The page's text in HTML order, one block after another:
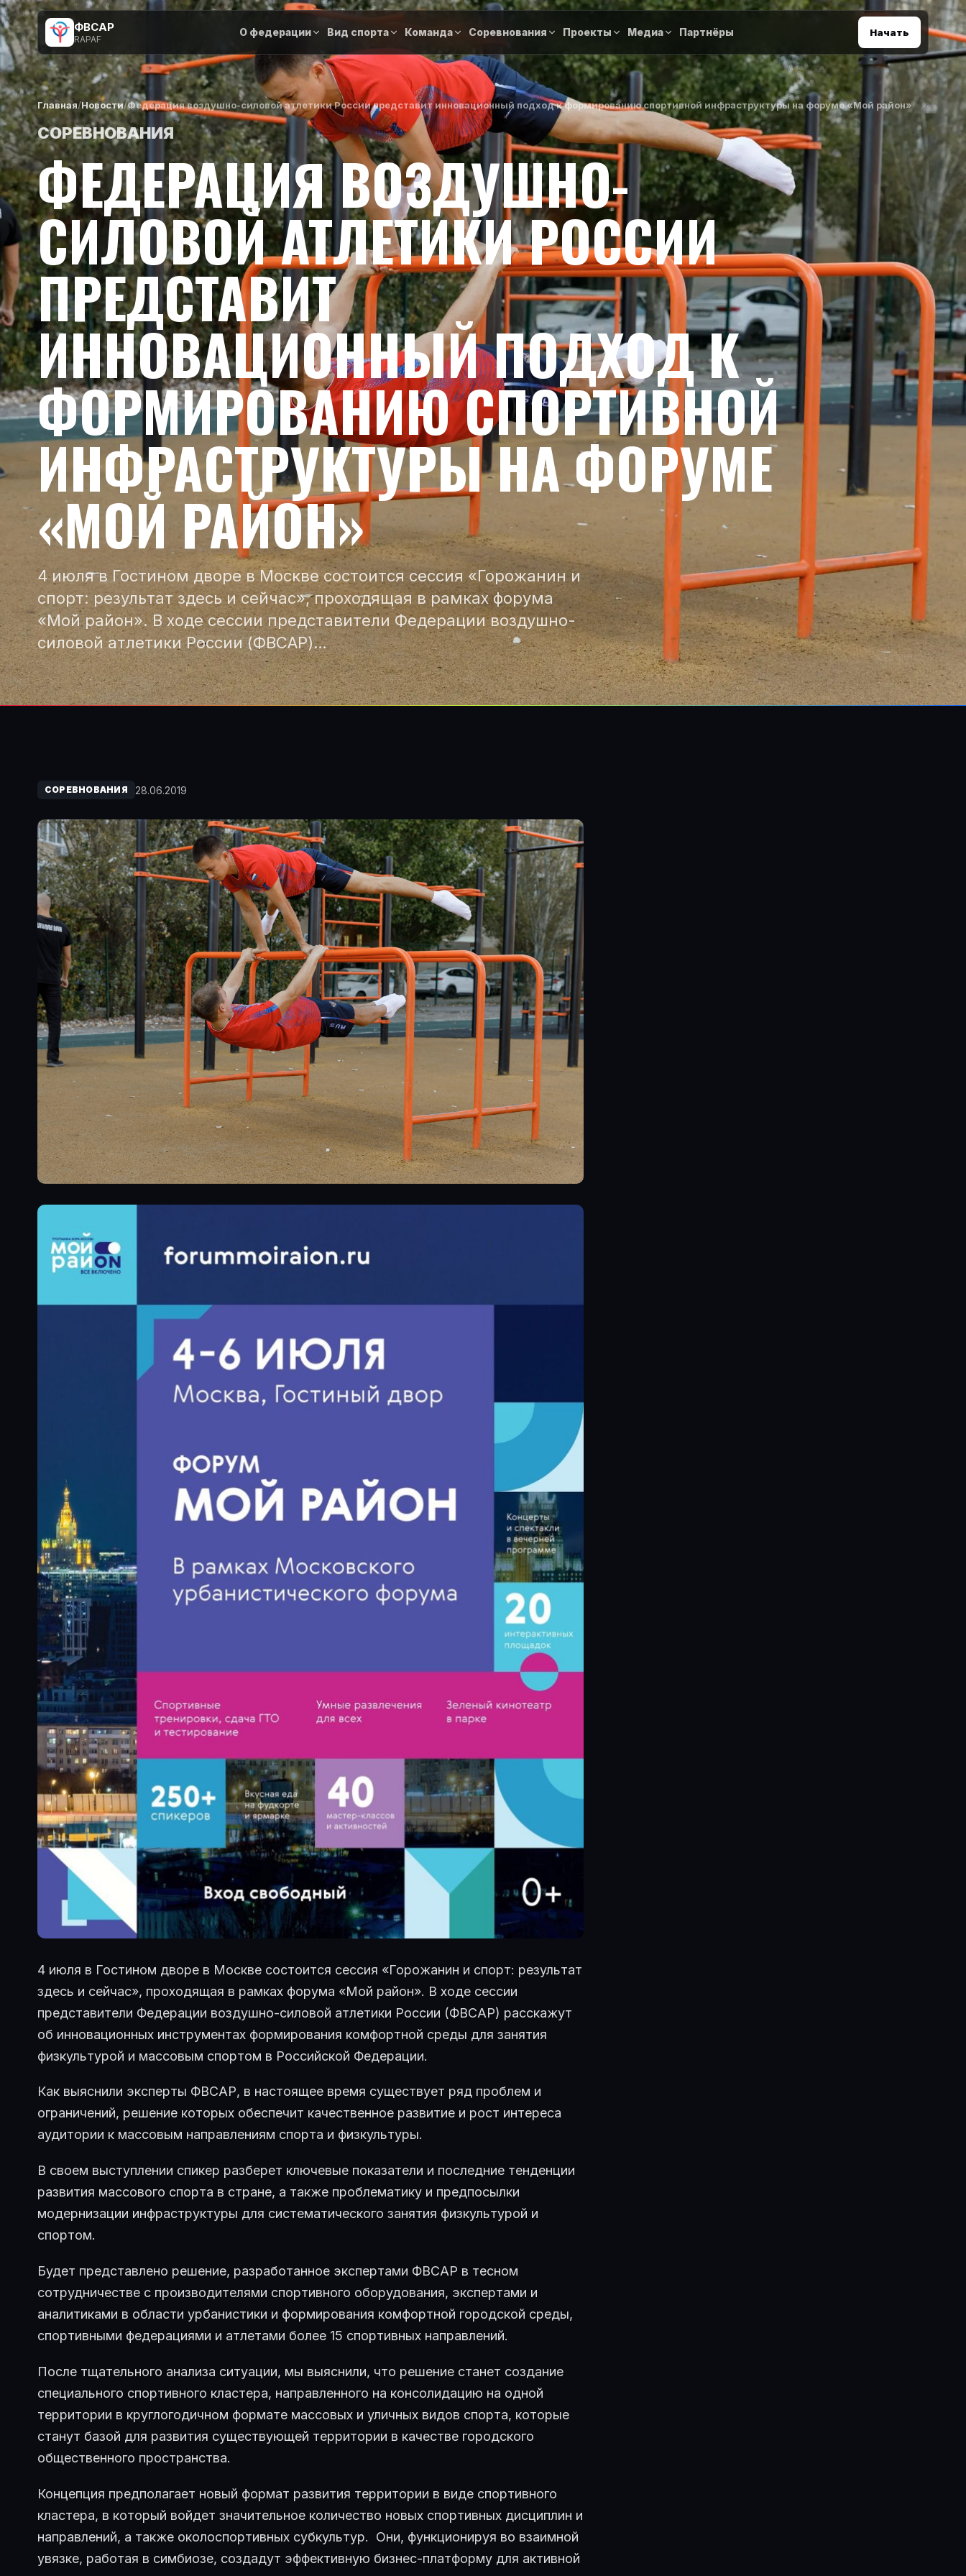
ФВСАР
RAPAF
О федерации Вид спорта Команда Соревнования Проекты Медиа Партнёры Начать
Главная/Новости/Федерация воздушно-силовой атлетики России представит инновационный подход к формированию спортивной инфраструктуры на форуме «Мой район»
СОРЕВНОВАНИЯ
ФЕДЕРАЦИЯ ВОЗДУШНО-
СИЛОВОЙ АТЛЕТИКИ РОССИИ
ПРЕДСТАВИТ
ИННОВАЦИОННЫЙ ПОДХОД К
ФОРМИРОВАНИЮ СПОРТИВНОЙ
ИНФРАСТРУКТУРЫ НА ФОРУМЕ
«МОЙ РАЙОН»
4 июля в Гостином дворе в Москве состоится сессия «Горожанин и
спорт: результат здесь и сейчас», проходящая в рамках форума
«Мой район». В ходе сессии представители Федерации воздушно-
силовой атлетики России (ФВСАР)…
СОРЕВНОВАНИЯ 28.06.2019
4 июля в Гостином дворе в Москве состоится сессия «Горожанин и спорт: результат
здесь и сейчас», проходящая в рамках форума «Мой район». В ходе сессии
представители Федерации воздушно-силовой атлетики России (ФВСАР) расскажут
об инновационных инструментах формирования комфортной среды для занятия
физкультурой и массовым спортом в Российской Федерации.
Как выяснили эксперты ФВСАР, в настоящее время существует ряд проблем и
ограничений, решение которых обеспечит качественное развитие и рост интереса
аудитории к массовым направлениям спорта и физкультуры.
В своем выступлении спикер разберет ключевые показатели и последние тенденции
развития массового спорта в стране, а также проблематику и предпосылки
модернизации инфраструктуры для систематического занятия физкультурой и
спортом.
Будет представлено решение, разработанное экспертами ФВСАР в тесном
сотрудничестве с производителями спортивного оборудования, экспертами и
аналитиками в области урбанистики и формирования комфортной городской среды,
спортивными федерациями и атлетами более 15 спортивных направлений.
После тщательного анализа ситуации, мы выяснили, что решение станет создание
специального спортивного кластера, направленного на консолидацию на одной
территории в круглогодичном формате массовых и уличных видов спорта, которые
станут базой для развития существующей территории в качестве городского
общественного пространства.
Концепция предполагает новый формат развития территории в виде спортивного
кластера, в который войдет значительное количество новых спортивных дисциплин и
направлений, а также околоспортивных субкультур. Они, функционируя во взаимной
увязке, работая в симбиозе, создадут эффективную бизнес-платформу для активной